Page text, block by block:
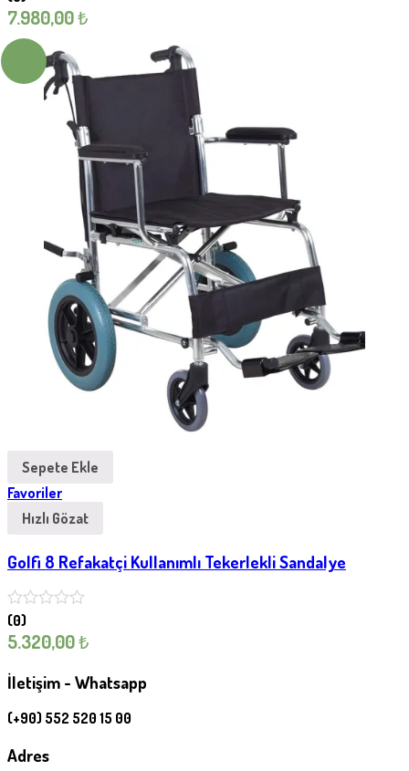
7.980,00₺
Sepete Ekle
Favoriler
Hızlı Gözat
Golfi 8 Refakatçi Kullanımlı Tekerlekli Sandalye
(0)
5.320,00₺
İletişim - Whatsapp
(+90) 552 520 15 00
Adres